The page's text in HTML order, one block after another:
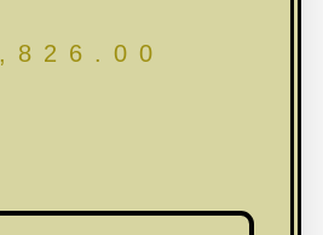
1,826.00
כמות